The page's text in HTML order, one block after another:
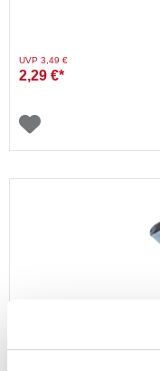
Preis reduziert von
UVP 3,49 €auf
2,29 €*
Flügelmuttern M10